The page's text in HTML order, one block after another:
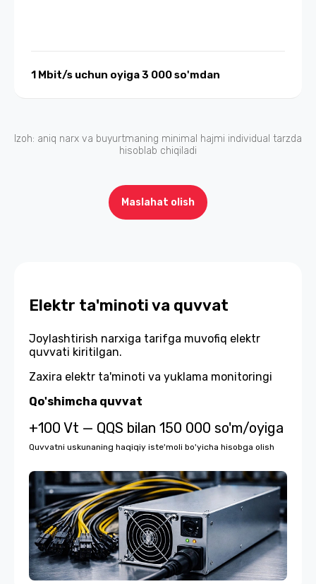
1 Mbit/s uchun oyiga 3 000 so'mdan
Izoh: aniq narx va buyurtmaning minimal hajmi individual tarzda
hisoblab chiqiladi
Maslahat olish
Elektr ta'minoti va quvvat
Joylashtirish narxiga tarifga muvofiq elektr
quvvati kiritilgan.
Zaxira elektr ta'minoti va yuklama monitoringi
Qo'shimcha quvvat
+100 Vt — QQS bilan 150 000 so'm/oyiga
Quvvatni uskunaning haqiqiy iste'moli bo'yicha hisobga olish